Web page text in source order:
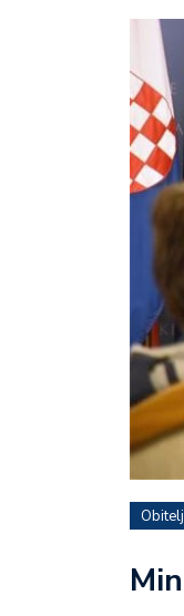
Obitelj